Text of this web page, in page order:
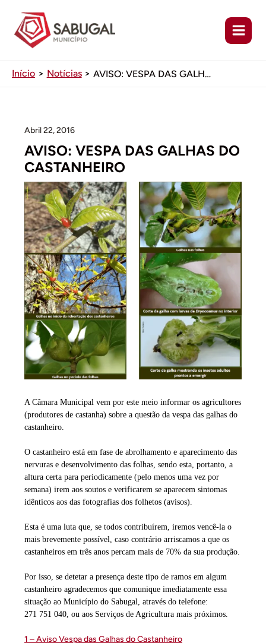
conteúdo
Início Notícias AVISO: VESPA DAS GALHAS DO CASTANHEIRO
Abril 22, 2016
AVISO: VESPA DAS GALHAS DO
CASTANHEIRO
A Câmara Municipal vem por este meio informar os agricultores
(produtores de castanha) sobre a questão da vespa das galhas do
castanheiro.
O castanheiro está em fase de abrolhamento e aparecimento das
nervuras e desenvolvimento das folhas, sendo esta, portanto, a
altura certa para periodicamente (pelo menos uma vez por
semana) irem aos soutos e verificarem se aparecem sintomas
idênticos aos das fotografias dos folhetos (avisos).
Esta é uma luta que, se todos contribuírem, iremos vencê-la o
mais brevemente possível, caso contrário arriscamos a que os
castanheiros em três anos percam mais de 70% da sua produção.
Por isso, se detetar a presença deste tipo de ramos em algum
castanheiro agradecemos que comunique imediatamente essa
situação ao Município do Sabugal, através do telefone:
271 751 040, ou aos Serviços de Agricultura mais próximos.
1 – Aviso Vespa das Galhas do Castanheiro